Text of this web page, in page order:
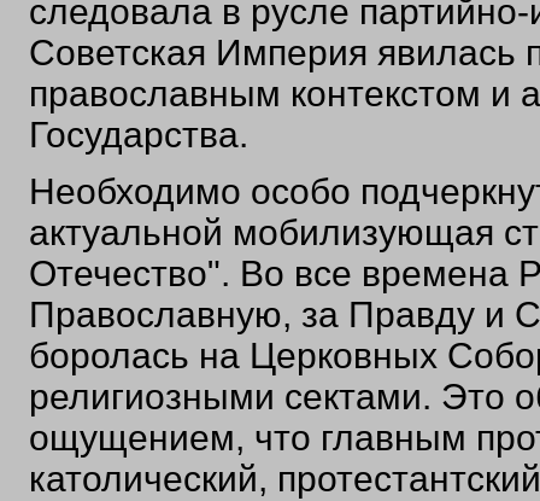
следовала в русле
Советская Империя явилась
православным контекстом и
Государства.
Необходимо особо
актуальной мобилизующая
Отечество". Во все времена
Православную, за Правду и
боролась на Церковных
религиозными сектами. Это
ощущением, что главным
католический,